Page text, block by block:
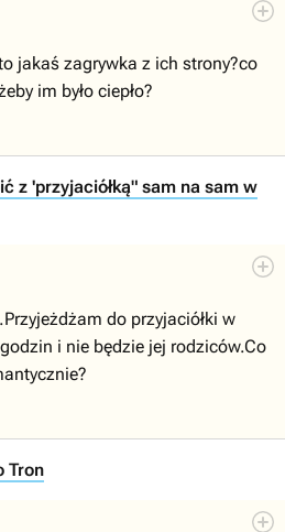
jakaś zagrywka z ich strony?co
im było ciepło?
z 'przyjaciółką" sam na sam w
do przyjaciółki w
i nie będzie jej rodziców.Co
Tron